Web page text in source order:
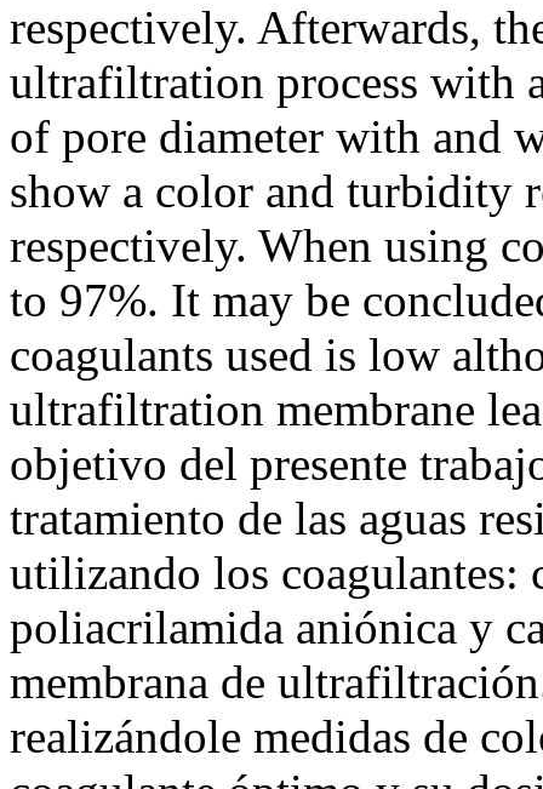
respectively. Afterwards,
ultrafiltration process with
of pore diameter with and
show a color and turbidity
respectively. When using
to 97%. It may be
coagulants used is low
ultrafiltration membrane
objetivo del presente
tratamiento de las aguas
utilizando los
poliacrilamida aniónica y
membrana de
realizándole medidas de